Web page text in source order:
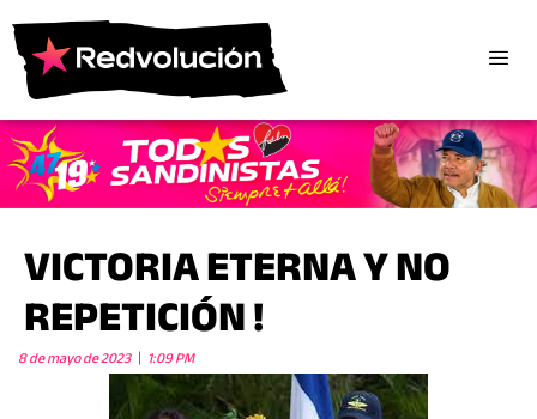
VICTORIA ETERNA Y NO
REPETICIÓN !
8 de mayo de 2023 1:09 PM